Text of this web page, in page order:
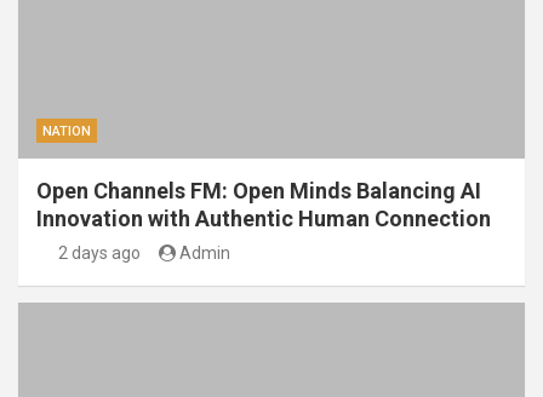
NATION
Open Channels FM: Open Minds Balancing AI
Innovation with Authentic Human Connection
2 days ago Admin